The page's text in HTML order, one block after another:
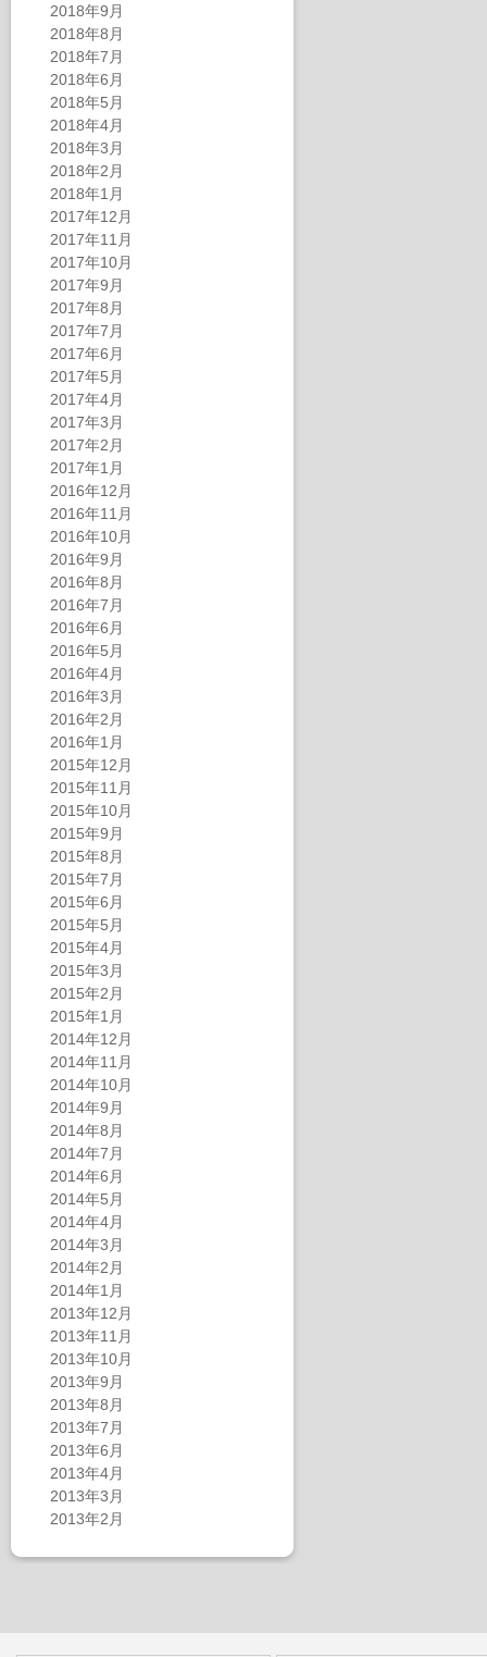
2018年9月
2018年8月
2018年7月
2018年6月
2018年5月
2018年4月
2018年3月
2018年2月
2018年1月
2017年12月
2017年11月
2017年10月
2017年9月
2017年8月
2017年7月
2017年6月
2017年5月
2017年4月
2017年3月
2017年2月
2017年1月
2016年12月
2016年11月
2016年10月
2016年9月
2016年8月
2016年7月
2016年6月
2016年5月
2016年4月
2016年3月
2016年2月
2016年1月
2015年12月
2015年11月
2015年10月
2015年9月
2015年8月
2015年7月
2015年6月
2015年5月
2015年4月
2015年3月
2015年2月
2015年1月
2014年12月
2014年11月
2014年10月
2014年9月
2014年8月
2014年7月
2014年6月
2014年5月
2014年4月
2014年3月
2014年2月
2014年1月
2013年12月
2013年11月
2013年10月
2013年9月
2013年8月
2013年7月
2013年6月
2013年4月
2013年3月
2013年2月